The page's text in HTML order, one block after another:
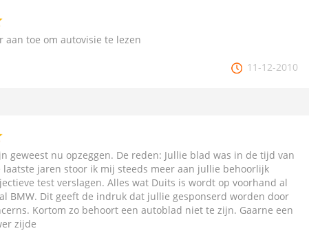
aan toe om autovisie te lezen
11-12-2010
geweest nu opzeggen. De reden: Jullie blad was in de tijd van
laatste jaren stoor ik mij steeds meer aan jullie behoorlijk
test verslagen. Alles wat Duits is wordt op voorhand al
BMW. Dit geeft de indruk dat jullie gesponserd worden door
Kortom zo behoort een autoblad niet te zijn. Gaarne een
zijde